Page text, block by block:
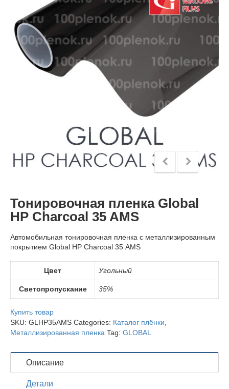
Тонировочная пленка Global
HP Charcoal 35 AMS
Автомобильная тонировочная пленка с металлизированным
покрытием Global HP Charcoal 35 AMS
Цвет Угольный
Светопропускание 35%
Купить товар
SKU: GLHP35AMS Categories: Каталог плёнки,
Металлизированная пленка Tag: GLOBAL
Описание
Детали